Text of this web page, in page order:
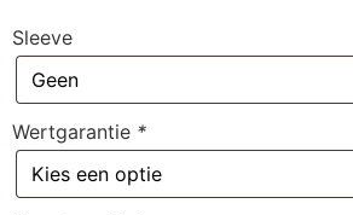
Sleeve
Wertgarantie *